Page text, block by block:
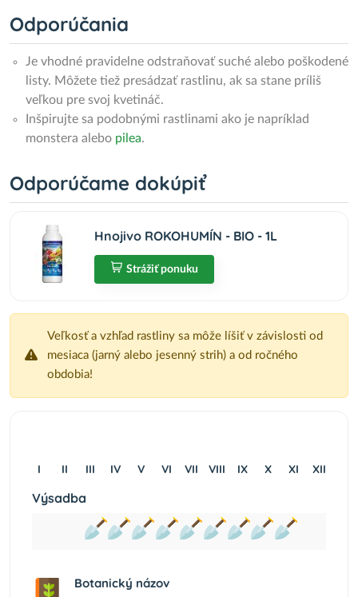
Odporúčania
Je vhodné pravidelne odstraňovať suché alebo poškodené
listy. Môžete tiež presádzať rastlinu, ak sa stane príliš
veľkou pre svoj kvetináč.
Inšpirujte sa podobnými rastlinami ako je napríklad
monstera alebo pilea.
Odporúčame dokúpiť
Hnojivo ROKOHUMÍN - BIO - 1L
Strážiť ponuku
Veľkosť a vzhľad rastliny sa môže líšiť v závislosti od
mesiaca (jarný alebo jesenný strih) a od ročného
obdobia!
I II III IV V VI VII VIII IX X XI XII
Výsadba
Botanický názov